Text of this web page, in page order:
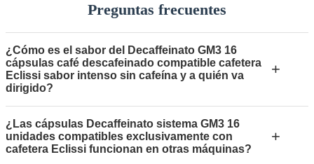
Preguntas frecuentes
¿Cómo es el sabor del Decaffeinato GM3 16
cápsulas café descafeinado compatible cafetera
Eclissi sabor intenso sin cafeína y a quién va
dirigido?
+
¿Las cápsulas Decaffeinato sistema GM3 16
unidades compatibles exclusivamente con
cafetera Eclissi funcionan en otras máquinas?
+